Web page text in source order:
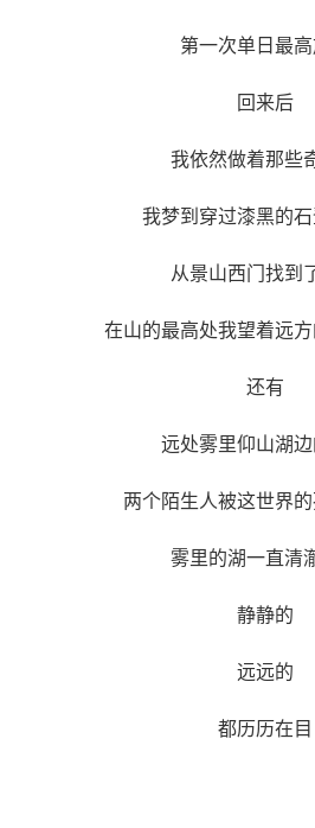
第一次单日最
回来后
我依然做着那些
我梦到穿过漆黑的
从景山西门找到
在山的最高处我望着远
还有
远处雾里仰山湖
两个陌生人被这世界
雾里的湖一直清
静静的
远远的
都历历在目